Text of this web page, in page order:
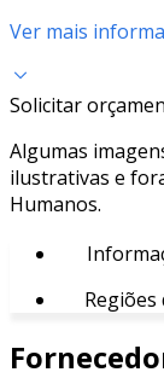
Ver mais
Solicitar
Algumas
ilustrativas e
Humanos.